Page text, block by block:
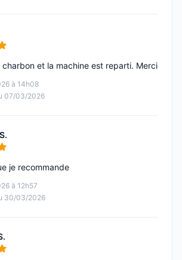
5
à 14h08
07/03/2026
et la machine est reparti. Merci
5
à 12h57
30/03/2026
je recommande
5